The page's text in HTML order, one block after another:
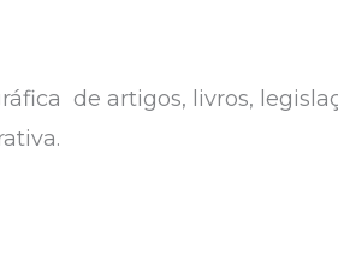
de artigos, livros,